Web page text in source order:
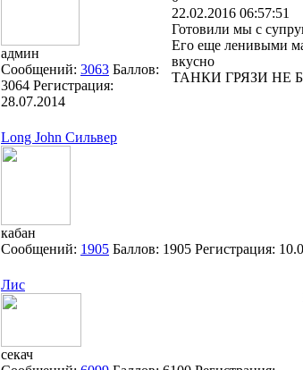
админ
Сообщений: 3063 Баллов:
3064 Регистрация:
28.07.2014
22.02.2016 06:57:51
Готовили мы с
Его еще ленивыми
вкусно
ТАНКИ ГРЯЗИ НЕ
Long John Сильвер
кабан
Сообщений: 1905 Баллов: 1905 Регистрация:
Лис
секач